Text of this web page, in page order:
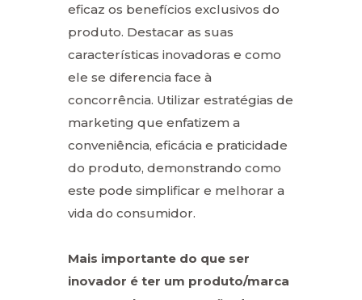
eficaz os benefícios exclusivos do
produto. Destacar as suas
características inovadoras e como
ele se diferencia face à
concorrência. Utilizar estratégias de
marketing que enfatizem a
conveniência, eficácia e praticidade
do produto, demonstrando como
este pode simplificar e melhorar a
vida do consumidor.
Mais importante do que ser
inovador é ter um produto/marca